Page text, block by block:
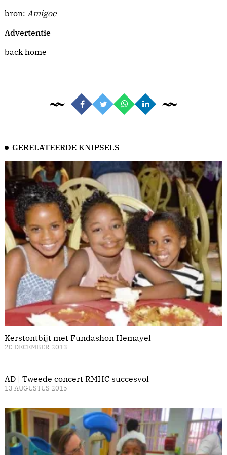
bron: Amigoe
Advertentie
back home
GERELATEERDE KNIPSELS
Kerstontbijt met Fundashon Hemayel
20 DECEMBER 2013
AD | Tweede concert RMHC succesvol
13 AUGUSTUS 2015